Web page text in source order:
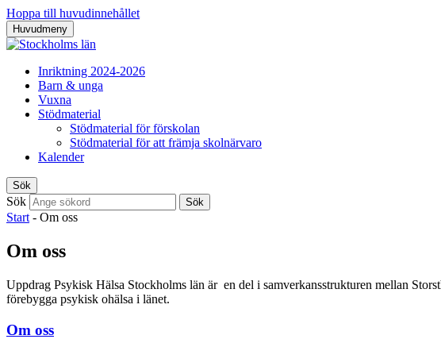
Hoppa till huvudinnehållet
Huvudmeny
Inriktning 2024-2026
Barn & unga
Vuxna
Stödmaterial
Stödmaterial för förskolan
Stödmaterial för att främja skolnärvaro
Kalender
Sök
Sök Sök
Start - Om oss
Om oss
Uppdrag Psykisk Hälsa Stockholms län är en del i samverkansstrukturen mellan
förebygga psykisk ohälsa i länet.
Om oss